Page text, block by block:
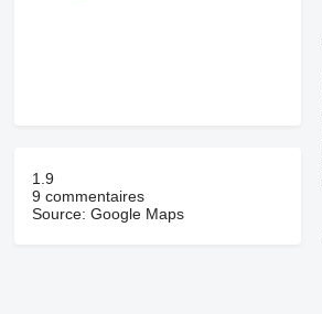
1.9
9 commentaires
Source: Google Maps